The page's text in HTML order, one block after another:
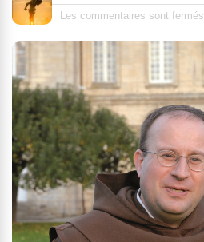
Les commentaires sont fermés